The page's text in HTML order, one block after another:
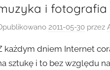
i fotografia
2011-05-30 przez
każdym dniem Internet
sztukę i to bez względu